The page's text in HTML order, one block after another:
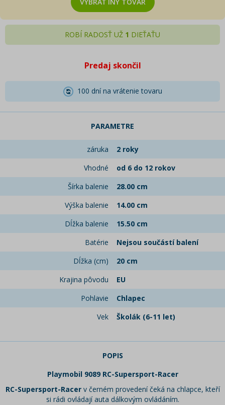
ROBÍ RADOSŤ UŽ 1 DIEŤAŤU
Predaj skončil
100 dní na vrátenie tovaru
PARAMETRE
záruka
2 roky
Vhodné
od 6 do 12 rokov
Šírka balenie
28.00 cm
Výška balenie
14.00 cm
Dĺžka balenie
15.50 cm
Batérie
Nejsou součástí balení
Dĺžka (cm)
20 cm
Krajina pôvodu
EU
Pohlavie
Chlapec
Vek
Školák (6-11 let)
POPIS
Playmobil 9089 RC-Supersport-Racer
RC-Supersport-Racer v černém provedení čeká na chlapce, kteří
si rádi ovládají auta dálkovým ovládáním.